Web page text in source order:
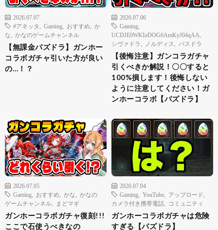
2026.07.07
#アネッタ
Gaming おすすめ
か
な
かなのゲームチャンネル
【無課金パズドラ】ガンホー
コラボガチャ引いた方が良い
の…！？
2026.07.06
Gaming
UCDJE0WKIoDOG6AmKyJ04qAA
シヴァドラ
ノルディス パスドラ
【後悔注意】ガンコラガチャ
引くべきか解説！〇〇すると
100%損します！後悔しない
ように注意してください！ガ
ンホーコラボ【パズドラ】
2026.07.05
Gaming
おすすめ かな
かなの
ゲームチャンネル
まどマギ
ガンホーコラボガチャ復刻!!!
ここで石使うべきなの
2026.07.04
Gaming
YouTube アップロード
カメラ付き携帯電話
コミュニティ
ガンホーコラボガチャは危険
すぎる【パズドラ】